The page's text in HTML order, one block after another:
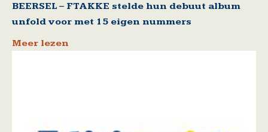
BEERSEL – FTAKKE stelde hun debuut album
unfold voor met 15 eigen nummers
Meer lezen